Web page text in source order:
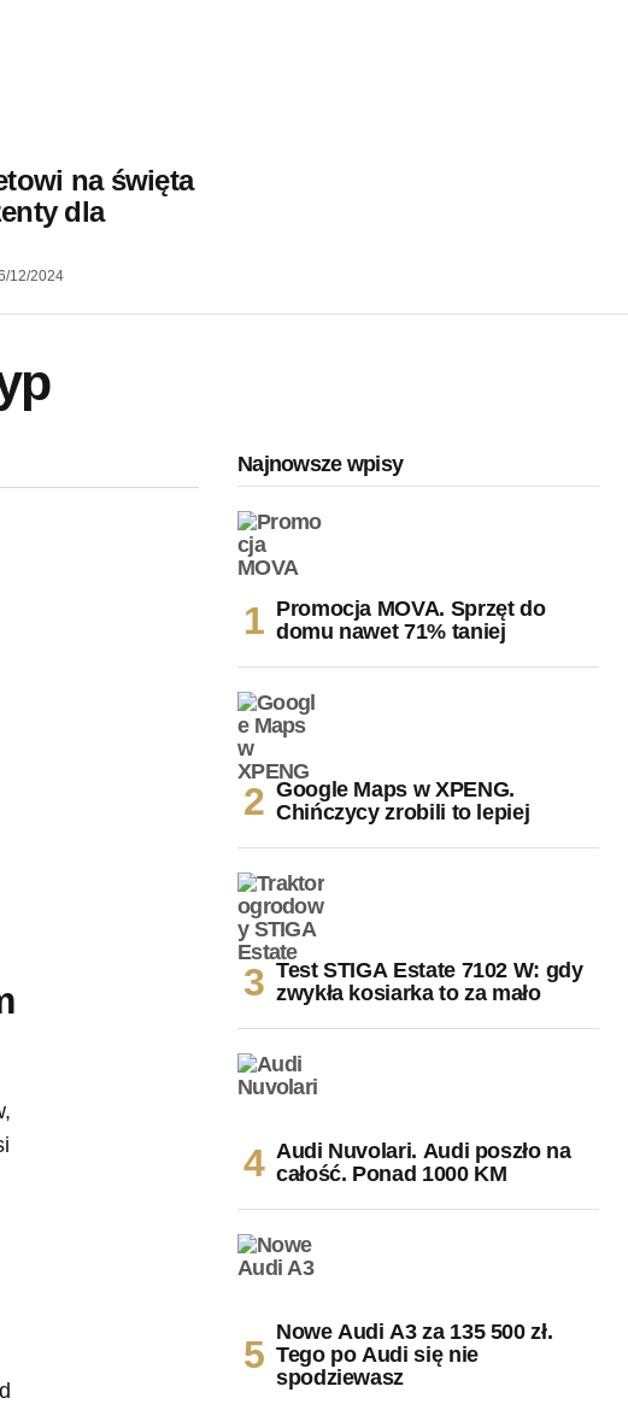
na święta
dla
12/2024
Najnowsze wpisy
Promocja MOVA. Sprzęt do
domu nawet 71% taniej
Google Maps w XPENG.
Chińczycy zrobili to lepiej
Test STIGA Estate 7102 W: gdy
zwykła kosiarka to za mało
Audi Nuvolari. Audi poszło na
całość. Ponad 1000 KM
Nowe Audi A3 za 135 500 zł.
Tego po Audi się nie
spodziewasz